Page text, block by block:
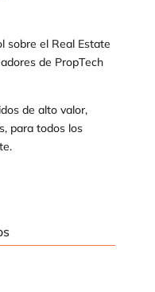
sobre el Real Estate
de PropTech
de alto valor,
para todos los